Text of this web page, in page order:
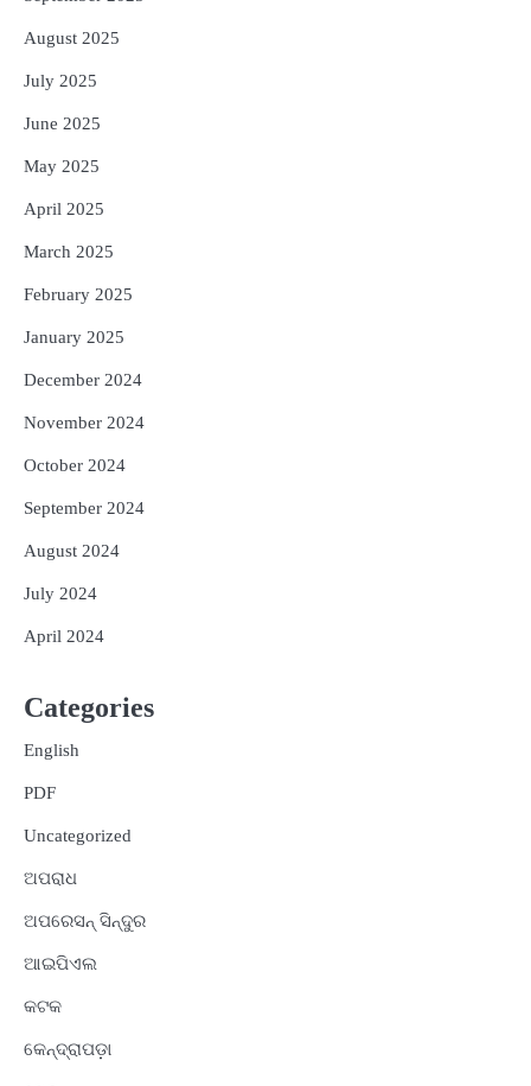
August 2025
July 2025
June 2025
May 2025
April 2025
March 2025
February 2025
January 2025
December 2024
November 2024
October 2024
September 2024
August 2024
July 2024
April 2024
Categories
English
PDF
Uncategorized
ଅପରାଧ
ଅପରେସନ୍ ସିନ୍ଦୁର
ଆଇପିଏଲ
କଟକ
କେନ୍ଦ୍ରାପଡ଼ା